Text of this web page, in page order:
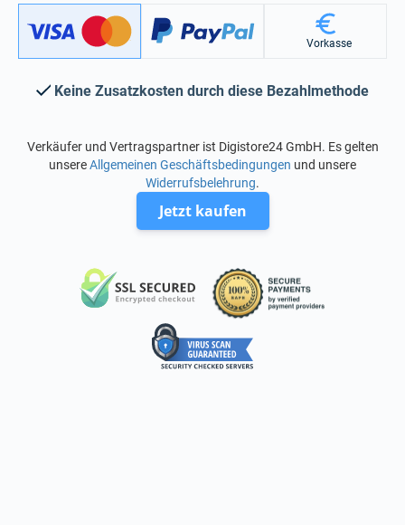
Vorkasse
Keine Zusatzkosten durch diese Bezahlmethode
Verkäufer und Vertragspartner ist Digistore24 GmbH. Es gelten
unsereAllgemeinen Geschäftsbedingungen und unsere
Widerrufsbelehrung.
Jetzt kaufen